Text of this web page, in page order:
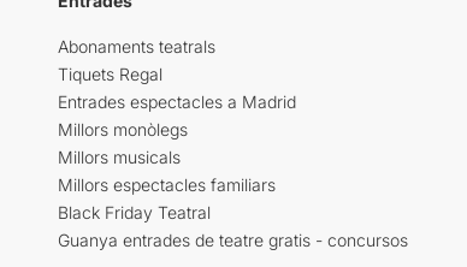
Abonaments teatrals
Tiquets Regal
Entrades espectacles a Madrid
Millors monòlegs
Millors musicals
Millors espectacles familiars
Black Friday Teatral
Guanya entrades de teatre gratis - concursos